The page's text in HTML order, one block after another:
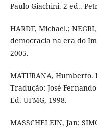
Paulo Giachini. 2 ed..
HARDT, Michael.;
democracia na era do
2005.
MATURANA, Humberto.
Tradução: José
Ed. UFMG, 1998.
MASSCHELEIN, Jan;